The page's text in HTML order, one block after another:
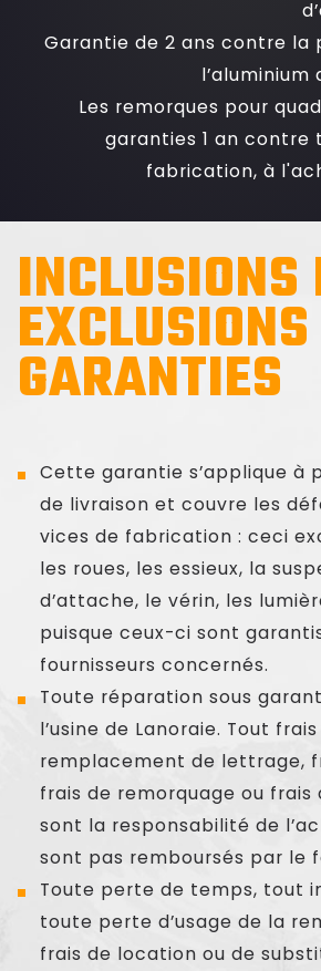
Garantie de 2 ans contre la
l’aluminium
Les remorques pour
garanties 1 an contre
fabrication, à
INCLUSIONS
GARANTIES
Cette garantie s’applique à
de livraison et couvre les
vices de fabrication : ceci
les roues, les essieux, la
d’attache, le vérin, les
puisque ceux-ci sont
fournisseurs concernés.
Toute réparation sous
l’usine de Lanoraie. Tout
remplacement de lettrage,
frais de remorquage ou
sont la responsabilité de
sont pas remboursés par le
Toute perte de temps, tout
toute perte d’usage de la
frais de location ou de